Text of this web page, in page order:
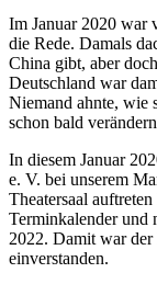
Im Januar 2020 war
die Rede. Damals
China gibt, aber
Deutschland war
Niemand ahnte, wie
schon bald
In diesem Januar
e. V. bei unserem
Theatersaal
Terminkalender und
2022. Damit war
einverstanden.